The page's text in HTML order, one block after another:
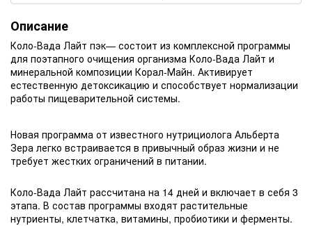
Описание
Коло-Вада Лайт пэк— состоит из комплексной программы
для поэтапного очищения организма Коло-Вада Лайт и
минеральной композиции Корал-Майн. Активирует
естественную детоксикацию и способствует нормализации
работы пищеварительной системы.
Новая программа от известного нутрициолога Альберта
Зера легко встраивается в привычный образ жизни и не
требует жестких ограничений в питании.
Коло-Вада Лайт рассчитана на 14 дней и включает в себя 3
этапа. В состав программы входят растительные
нутриенты, клетчатка, витамины, пробиотики и ферменты.